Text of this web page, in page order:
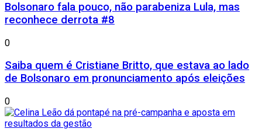
Bolsonaro fala pouco, não parabeniza Lula, mas
reconhece derrota #8
0
Saiba quem é Cristiane Britto, que estava ao lado
de Bolsonaro em pronunciamento após eleições
0